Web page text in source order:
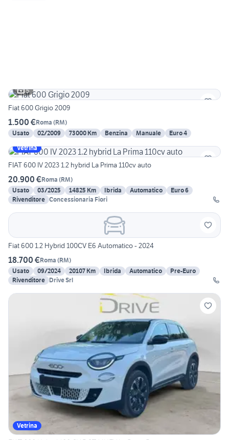
5
Fiat 600 Grigio 2009
1.500 €Roma (RM)
Usato
02/2009 73000 Km Benzina Manuale
Euro 4
Vetrina
FIAT 600 IV 2023 1.2 hybrid La Prima 110cv auto
20.900 €Roma (RM)
Usato
03/2025 14825 Km Ibrida Automatico
Euro 6
Rivenditore Concessionaria Fiori
Fiat 600 1.2 Hybrid 100CV E6 Automatico - 2024
18.700 €Roma (RM)
Usato
09/2024 20107 Km Ibrida Automatico
Pre-Euro
Rivenditore Drive Srl
Vetrina